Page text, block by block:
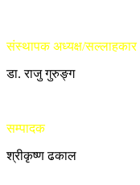
संस्थापक अध्यक्ष/सल्लाहकार
डा. राजु गुरुङ्ग
सम्पादक
श्रीकृष्ण ढकाल